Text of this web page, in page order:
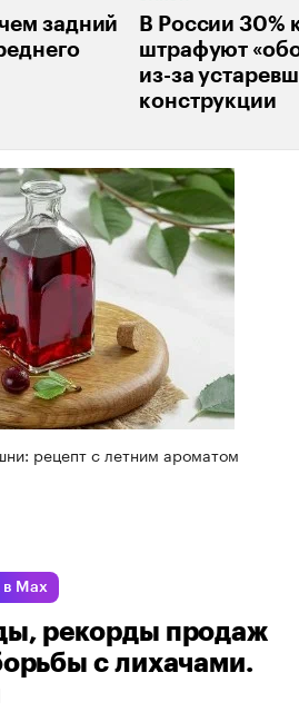
задний
В России 30%
штрафуют
из-за
конструкции
рецепт с летним ароматом
в Max
рекорды продаж
с лихачами.